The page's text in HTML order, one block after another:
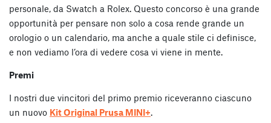
personale, da Swatch a Rolex. Questo concorso è una grande
opportunità per pensare non solo a cosa rende grande un
orologio o un calendario, ma anche a quale stile ci definisce,
e non vediamo l’ora di vedere cosa vi viene in mente.
Premi
I nostri due vincitori del primo premio riceveranno ciascuno
un nuovo Kit Original Prusa MINI+.